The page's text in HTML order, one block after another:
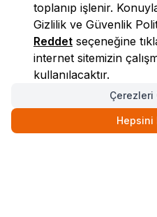
toplanıp işlenir.
Gizlilik ve Güvenlik
Reddet seçeneğine
internet sitemizin
kullanılacaktır.
Çerezleri
Hepsini